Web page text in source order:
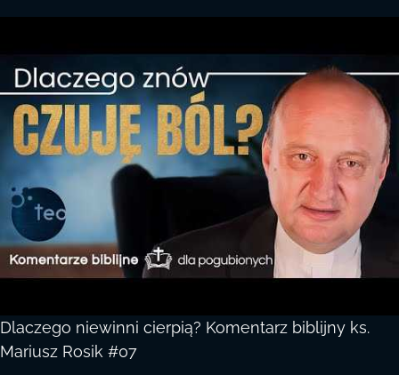
Dlaczego niewinni cierpią? Komentarz biblijny ks.
Mariusz Rosik #07